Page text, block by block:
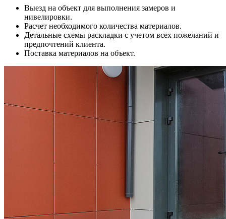
Выезд на объект для выполнения замеров и
нивелировки.
Расчет необходимого количества материалов.
Детальные схемы раскладки с учетом всех пожеланий и
предпочтений клиента.
Поставка материалов на объект.